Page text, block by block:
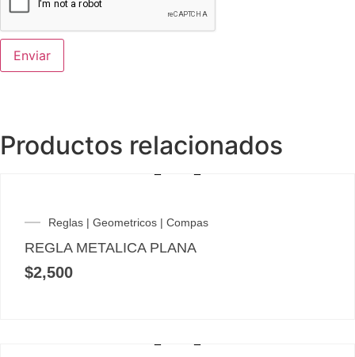
Productos relacionados
Reglas | Geometricos | Compas
REGLA METALICA PLANA
$2,500